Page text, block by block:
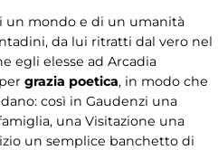
un mondo e di un umanità
da lui ritratti dal vero nel
egli elesse ad Arcadia
grazia poetica, in modo che
così in Gaudenzi una
una Visitazione una
un semplice banchetto di